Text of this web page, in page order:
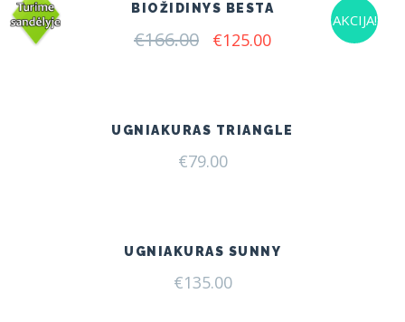
AKCIJA!
BIOŽIDINYS BESTA
€166.00 Original
€125.00Current
UGNIAKURAS TRIANGLE
€79.00
UGNIAKURAS SUNNY
€135.00